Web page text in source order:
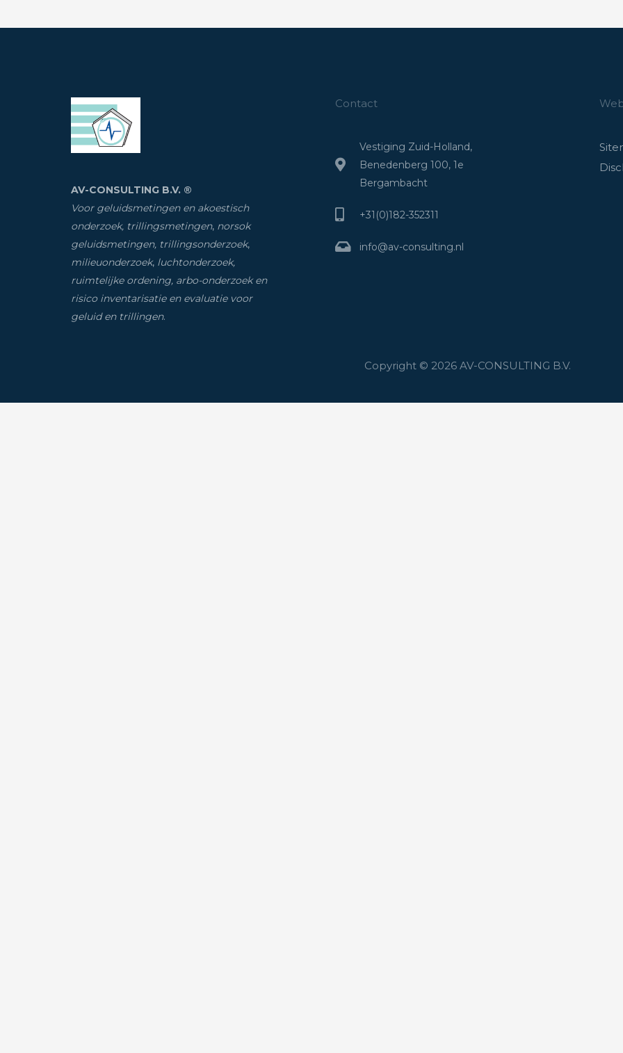
AV-CONSULTING B.V. ®
Voor geluidsmetingen en akoestisch
onderzoek, trillingsmetingen, norsok
geluidsmetingen, trillingsonderzoek,
milieuonderzoek, luchtonderzoek,
ruimtelijke ordening, arbo-onderzoek en
risico inventarisatie en evaluatie voor
geluid en trillingen.
Contact
Vestiging Zuid-Holland,
Benedenberg 100, 1e
Bergambacht
+31(0)182-352311
info@av-consulting.nl
Copyright © 2026 AV-CONSULTING B.V.